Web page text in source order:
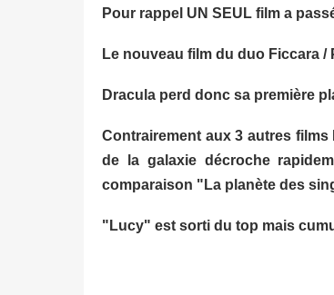
Pour rappel UN SEUL film a
Le nouveau film du duo Ficcara
Dracula perd donc sa première
Contrairement aux 3 autres
de la galaxie décroche
comparaison "La planète des
"Lucy" est sorti du top mais